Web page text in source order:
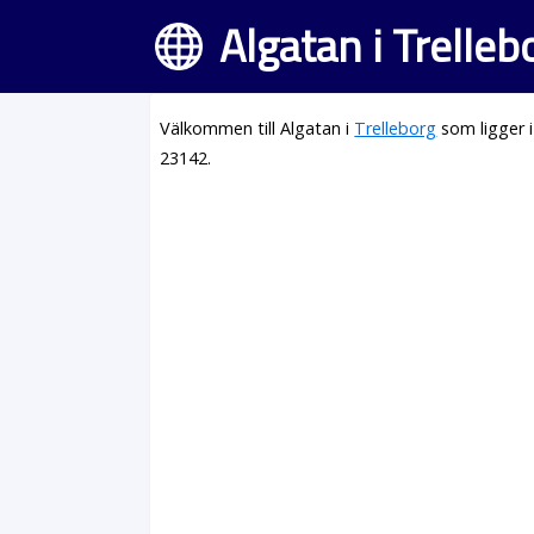
Algatan i
Välkommen till Algatan i Trelleborg som ligger
23142.